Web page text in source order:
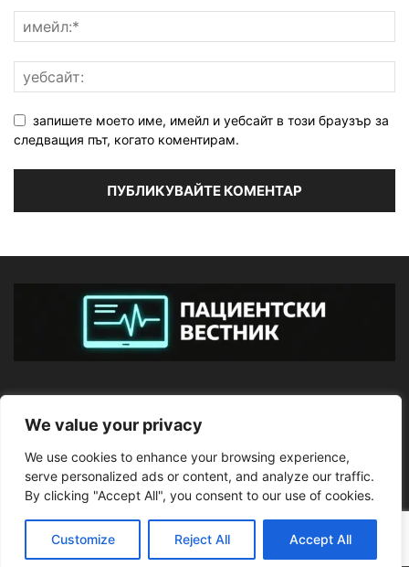
We value your privacy
We use cookies to enhance your browsing experience,
serve personalized ads or content, and analyze our traffic.
By clicking "Accept All", you consent to our use of cookies.
Customize Reject All Accept All
запишете моето име, имейл и уебсайт в този браузър за
следващия път, когато коментирам.
ПОСЛЕДВАЙТЕ НИ